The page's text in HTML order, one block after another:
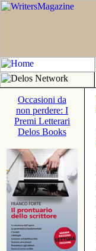
Occasioni da
non perdere: I
Premi Letterari
Delos Books